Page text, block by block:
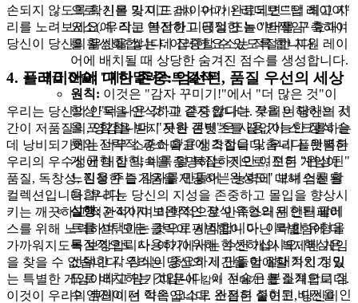
으로, 기본 및 미드 레이어가 완료되면 "탑 레이어"
요소(예: 작고 복잡한 디테일 또는 "반짝임" 효과)
를 활성화합니다. 이러한 요소는 적절한 지원 레이
어에 배치될 때 상당한 숨겨진 점수를 생성합니다.
고급 전술: "미니멀리스트 걸작"
원칙: 이것은 "감자 꾸미기!"에서 "더 많은 것"이
항상 "더 나은 것"과 같지 않다는 것을 이해하는 것
을 포함합니다. "자원 갬빗"은 사용 가능한 장식 슬
롯의 전략적과소 활용에 초점을 맞춥니다. 완벽하
게 균형 잡힌, 비록 덜 복잡하지만 여전히 "완성된"
느낌을 주는 감자를 만들어 "완성도" 보너스를 활
용합니다.
실행:3~4가지 보완적인 장식 유형의 제한된 팔레
트를 선택하는 것으로 시작합니다. 이러한 유형을
독점적으로 사용하기 위해 헌신하십시오. 핵심은
선택한 각 장식이 중요하게 만들어 절대적인 정밀
도로 배치하는 것입니다. 이 전술은 본질적으로 점
수 엔진이 더 적은 요소로 완전히 실현된 비전을 인
손되지 않도록 확신을 가지고 감자 꾸미기!리더보드의 최고 자
리를 노려보세요. 우리는 안전하고 공정한 놀이터를 구축하여
당신이 당신의 유산을 쌓는 데 집중할 수 있도록 합니다.
4. 플레이어에 대한 존중: 엄선된, 품질 우선의 세상
우리는 당신의 안목을 인식하고 존중합니다. 우리는 당신의 시
간이 저품질의, 영감을 받지 못한 콘텐츠를 끝없이 스크롤하는
데 낭비되기에는 너무 소중하다고 생각합니다. 우리 플랫폼은
우리의 우수성에 대한 약속을 증명하는 것으로, 모든 게임이
품질, 독창성, 진정한 즐거움을 제공하는 능력에 대해 엄선된
컬렉션입니다. 우리는 당신의 지성을 존중하고 몰입을 향상시
키는 깨끗하고 직관적이며 미학적으로 만족스러운 인터페이
스를 위해 노력하며, 모든 클릭이 평범함이 아닌 특별함에 더
가까워지도록 보장합니다. 여기에서는 수천 개의 복제된 게임
을 찾을 수 없습니다. 우리는 당신의 시간을 할애할 가치가 있
는 특별한 게임이라고 믿기 때문에감자 꾸미기! 를 소개합니다.
이것이 우리의 큐레이션 약속입니다. 소음은 줄이고, 당신이